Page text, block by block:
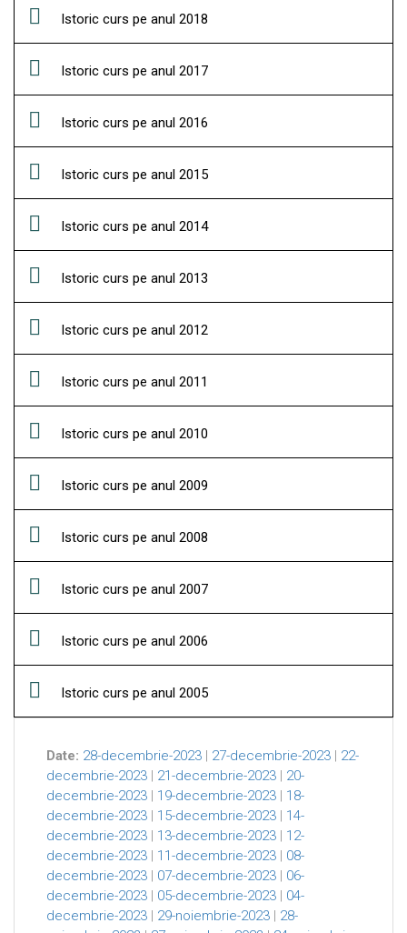
Istoric curs pe anul 2018
Istoric curs pe anul 2017
Istoric curs pe anul 2016
Istoric curs pe anul 2015
Istoric curs pe anul 2014
Istoric curs pe anul 2013
Istoric curs pe anul 2012
Istoric curs pe anul 2011
Istoric curs pe anul 2010
Istoric curs pe anul 2009
Istoric curs pe anul 2008
Istoric curs pe anul 2007
Istoric curs pe anul 2006
Istoric curs pe anul 2005
Date: 28-decembrie-2023 | 27-decembrie-2023 | 22-
decembrie-2023 | 21-decembrie-2023 | 20-
decembrie-2023 | 19-decembrie-2023 | 18-
decembrie-2023 | 15-decembrie-2023 | 14-
decembrie-2023 | 13-decembrie-2023 | 12-
decembrie-2023 | 11-decembrie-2023 | 08-
decembrie-2023 | 07-decembrie-2023 | 06-
decembrie-2023 | 05-decembrie-2023 | 04-
decembrie-2023 | 29-noiembrie-2023 | 28-